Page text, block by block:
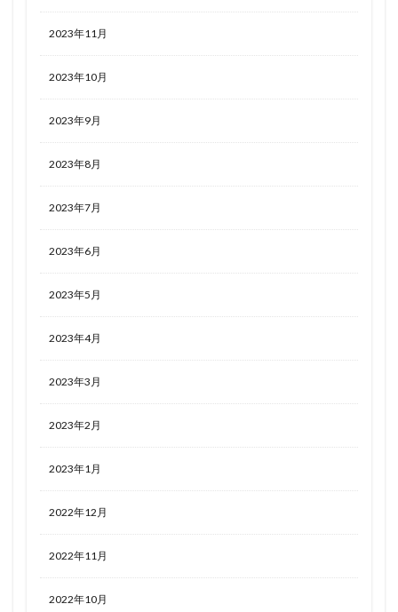
2023年11月
2023年10月
2023年9月
2023年8月
2023年7月
2023年6月
2023年5月
2023年4月
2023年3月
2023年2月
2023年1月
2022年12月
2022年11月
2022年10月